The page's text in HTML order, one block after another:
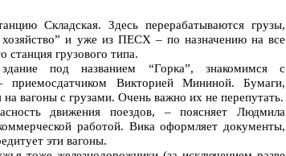
Складская. Здесь перерабатываются грузы,
и уже из ПЕСХ – по назначению на все
станция грузового типа.
под названием “Горка”, знакомимся с
приемосдатчиком Викторией Мининой. Бумаги,
вагоны с грузами. Очень важно их не перепутать.
движения поездов, – поясняет Людмила
работой. Вика оформляет документы,
эти вагоны.